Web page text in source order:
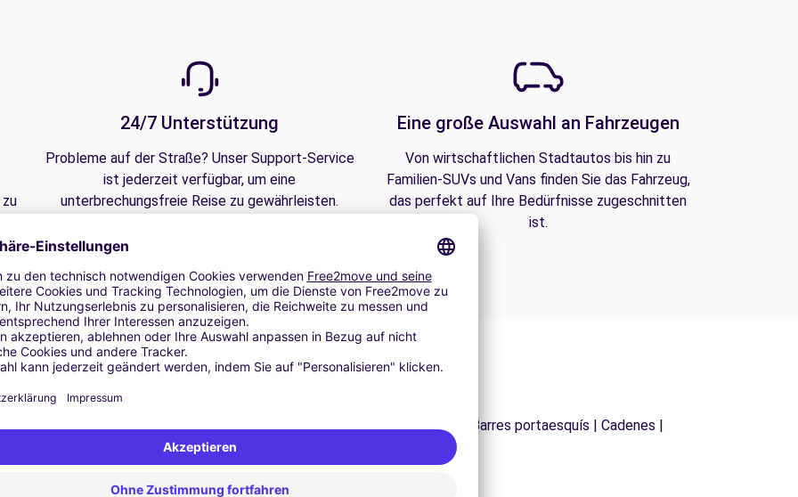
24/7 Unterstützung
Probleme auf der Straße? Unser Support-Service
ist jederzeit verfügbar, um eine
unterbrechungsfreie Reise zu gewährleisten.
Eine große Auswahl an Fahrzeugen
Von wirtschaftlichen Stadtautos bis hin zu
Familien-SUVs und Vans finden Sie das Fahrzeug,
das perfekt auf Ihre Bedürfnisse zugeschnitten
ist.
elevat | GPS | Kit de Moviment | Caixa de Sostre | Barres de sostre | Barres portaesquís | Cadenes |